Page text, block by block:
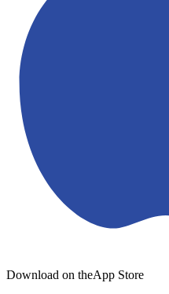
Download on theApp Store